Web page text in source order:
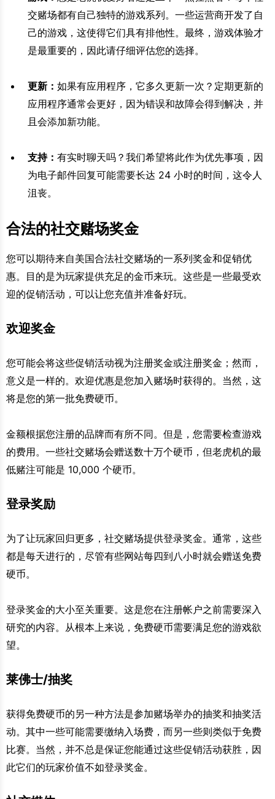
交赌场都有自己独特的游戏系列。一些运营商开发了自
己的游戏，这使得它们具有排他性。最终，游戏体验才
是最重要的，因此请仔细评估您的选择。
更新： 如果有应用程序，它多久更新一次？定期更新的
应用程序通常会更好，因为错误和故障会得到解决，并
且会添加新功能。
支持： 有实时聊天吗？我们希望将此作为优先事项，因
为电子邮件回复可能需要长达 24 小时的时间，这令人
沮丧。
合法的社交赌场奖金
您可以期待来自美国合法社交赌场的一系列奖金和促销优
惠。目的是为玩家提供充足的金币来玩。这些是一些最受欢
迎的促销活动，可以让您充值并准备好玩。
欢迎奖金
您可能会将这些促销活动视为注册奖金或注册奖金；然而，
意义是一样的。欢迎优惠是您加入赌场时获得的。当然，这
将是您的第一批免费硬币。
金额根据您注册的品牌而有所不同。但是，您需要检查游戏
的费用。一些社交赌场会赠送数十万个硬币，但老虎机的最
低赌注可能是 10,000 个硬币。
登录奖励
为了让玩家回归更多，社交赌场提供登录奖金。通常，这些
都是每天进行的，尽管有些网站每四到八小时就会赠送免费
硬币。
登录奖金的大小至关重要。这是您在注册帐户之前需要深入
研究的内容。从根本上来说，免费硬币需要满足您的游戏欲
望。
莱佛士/抽奖
获得免费硬币的另一种方法是参加赌场举办的抽奖和抽奖活
动。其中一些可能需要缴纳入场费，而另一些则类似于免费
比赛。当然，并不总是保证您能通过这些促销活动获胜，因
此它们的玩家价值不如登录奖金。